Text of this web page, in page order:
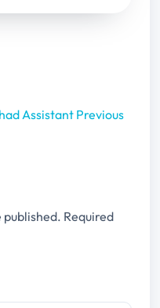
Assistant Previous
published. Required